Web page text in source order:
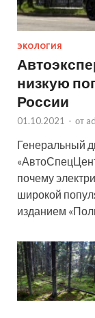
ЭКОЛОГИЯ
низкую
России
01.10.2021 - от
Генеральный
почему
широкой
изданием